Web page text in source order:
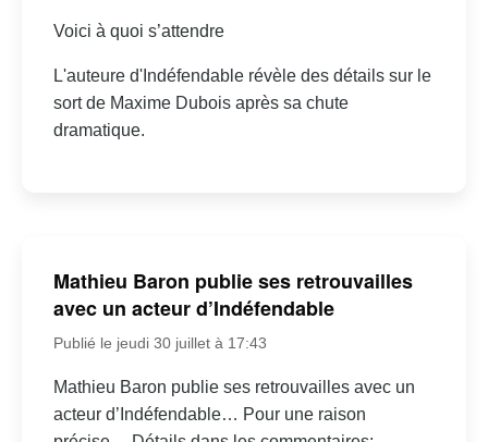
Voici à quoi s’attendre
L'auteure d'Indéfendable révèle des détails sur le
sort de Maxime Dubois après sa chute
dramatique.
Mathieu Baron publie ses retrouvailles
avec un acteur d’Indéfendable
Publié le jeudi 30 juillet à 17:43
Mathieu Baron publie ses retrouvailles avec un
acteur d’Indéfendable… Pour une raison